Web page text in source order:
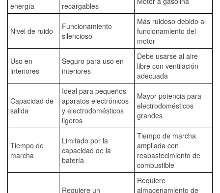
energía
recargables
Nivel de ruido
Funcionamiento
silencioso
Más ruidoso debido al
funcionamiento del
motor
Uso en
interiores
Seguro para uso en
interiores
Debe usarse al aire
libre con ventilación
adecuada
Capacidad de
salida
Ideal para pequeños
aparatos electrónicos
y electrodomésticos
ligeros
Mayor potencia para
electrodomésticos
grandes
Tiempo de
marcha
Limitado por la
capacidad de la
batería
Tiempo de marcha
ampliada con
reabastecimiento de
combustible
Requiere un
Requiere
almacenamiento de